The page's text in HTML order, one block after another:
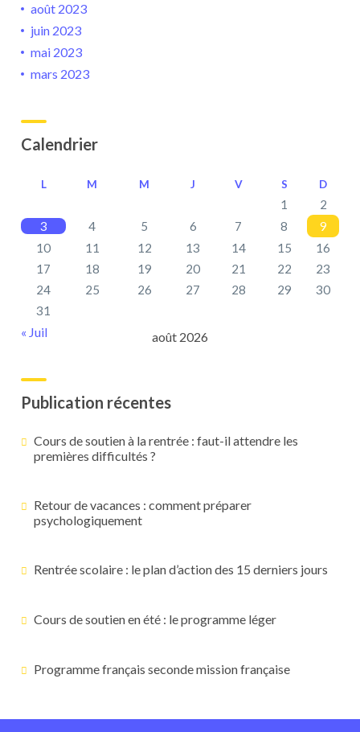
août 2023
juin 2023
mai 2023
mars 2023
Calendrier
août 2026
L M M J V S D
1
2
3
4 5 6 7 8
9
10
11 12 13 14 15
16
17
18 19 20 21 22
23
24
25 26 27 28 29
30
31
« Juil
Publication récentes
Cours de soutien à la rentrée : faut-il attendre les
premières difficultés ?
Retour de vacances : comment préparer
psychologiquement
Rentrée scolaire : le plan d’action des 15 derniers jours
Cours de soutien en été : le programme léger
Programme français seconde mission française